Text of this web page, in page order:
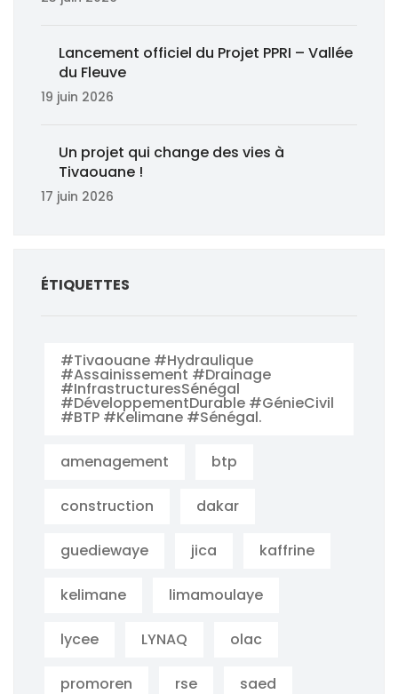
Lancement officiel du Projet PPRI – Vallée
du Fleuve
19 juin 2026
Un projet qui change des vies à
Tivaouane !
17 juin 2026
ÉTIQUETTES
#Tivaouane #Hydraulique
#Assainissement #Drainage
#InfrastructuresSénégal
#DéveloppementDurable #GénieCivil
#BTP #Kelimane #Sénégal.
amenagement btp
construction dakar
guediewaye jica kaffrine
kelimane limamoulaye
lycee LYNAQ olac
promoren rse saed